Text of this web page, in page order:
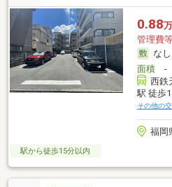
0.88
管理費
なし
面積-
西鉄
駅 徒歩
その他の
福岡
駅から徒歩15分以内